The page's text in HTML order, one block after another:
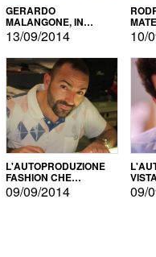
GERARDO
MALANGONE, IN
GIURIA PER IL
CONCORSO
LETTERARIO
13/09/2014 10/
L'AUTOPRODUZIONE
FASHION CHE
CONQUISTA GLI USA
09/09/2014 09/